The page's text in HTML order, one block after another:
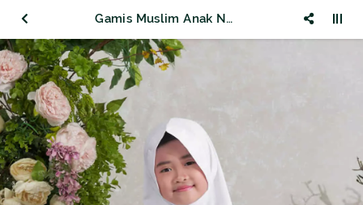
Gamis Muslim Anak Nur Aini Warna Putih Kombinasi Bordir Motif 9199